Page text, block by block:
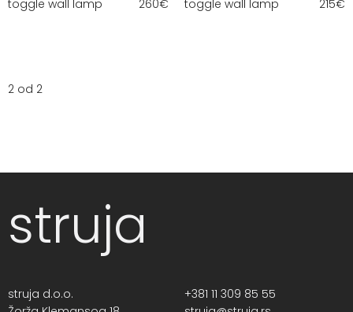
toggle wall lamp 260€ toggle wall lamp 215€
2 od 2
struja
struja d.o.o.
+381 11 309 85 55